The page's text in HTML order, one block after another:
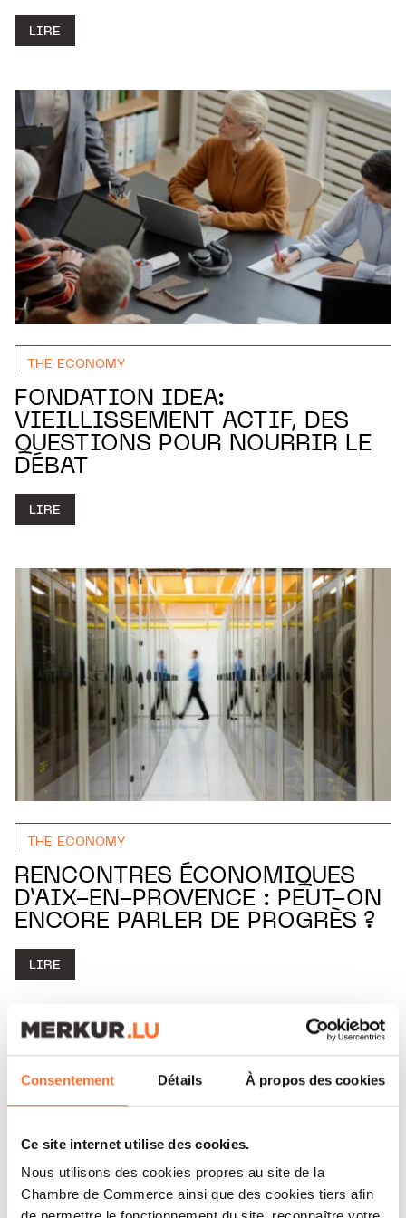
Consentement Détails À propos des cookies
Ce site internet utilise des cookies.
Nous utilisons des cookies propres au site de la
Chambre de Commerce ainsi que des cookies tiers afin
LIRE
THE ECONOMY
FONDATION IDEA:
VIEILLISSEMENT ACTIF, DES
QUESTIONS POUR NOURRIR LE
DÉBAT
LIRE
THE ECONOMY
RENCONTRES ÉCONOMIQUES
D’AIX-EN-PROVENCE : PEUT-ON
ENCORE PARLER DE PROGRÈS ?
LIRE